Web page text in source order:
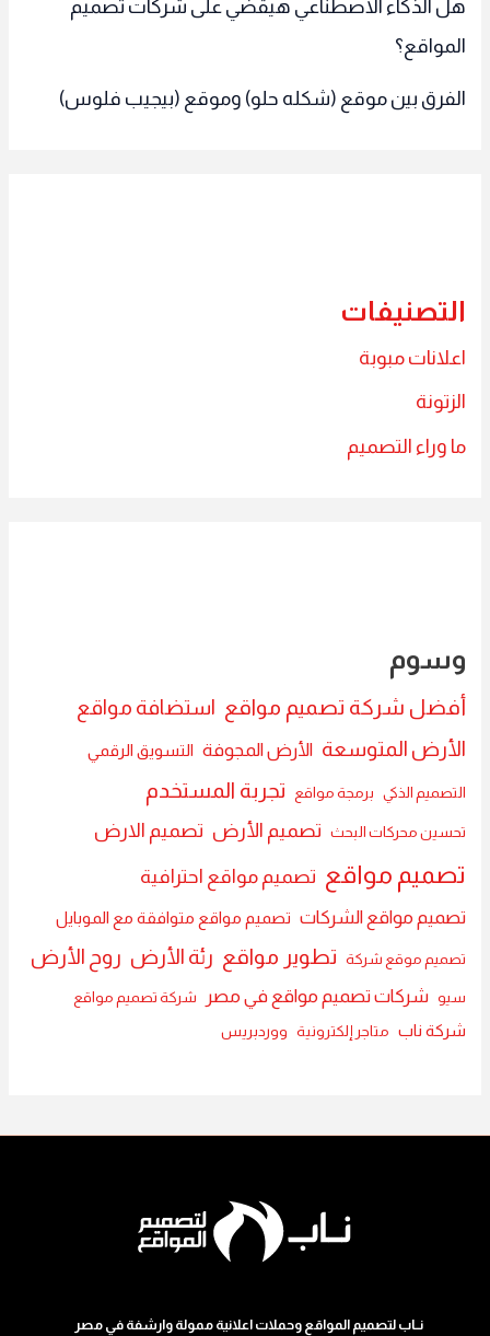
هل الذكاء الاصطناعي هيقضي على شركات تصميم
المواقع؟
الفرق بين موقع (شكله حلو) وموقع (بيجيب فلوس)
التصنيفات
اعلانات مبوبة
الزتونة
ما وراء التصميم
وسوم
أفضل شركة تصميم مواقع
استضافة مواقع
الأرض المتوسعة الأرض المجوفة التسويق الرقمي
التصميم الذكي برمجة مواقع تجربة المستخدم
تحسين محركات البحث تصميم الأرض تصميم الارض
تصميم مواقع تصميم مواقع احترافية
تصميم مواقع الشركات تصميم مواقع متوافقة مع الموبايل
تصميم موقع شركة تطوير مواقع رئة الأرض روح الأرض
سيو شركات تصميم مواقع في مصر شركة تصميم مواقع
شركة ناب متاجر إلكترونية ووردبريس
نــاب لتصميم المواقع وحملات اعلانية ممولة وارشفة في مصر